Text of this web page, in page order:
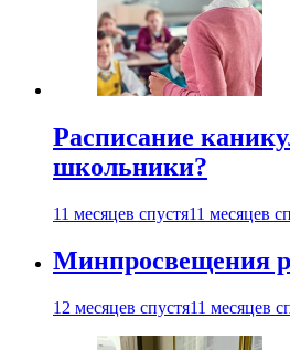
Расписание
школьники?
11 месяцев спустя11 месяцев
Минпросвещения
12 месяцев спустя11 месяцев